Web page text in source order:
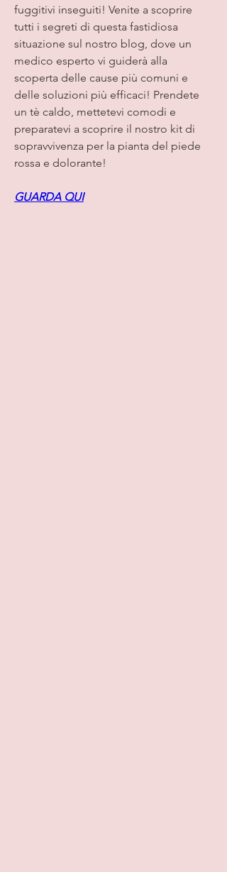
fuggitivi inseguiti! Venite a scoprire
tutti i segreti di questa fastidiosa
situazione sul nostro blog, dove un
medico esperto vi guiderà alla
scoperta delle cause più comuni e
delle soluzioni più efficaci! Prendete
un tè caldo, mettetevi comodi e
preparatevi a scoprire il nostro kit di
sopravvivenza per la pianta del piede
rossa e dolorante!
GUARDA QUI